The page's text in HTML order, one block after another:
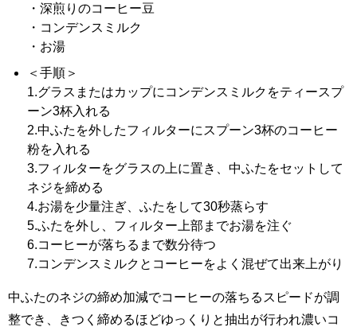
・深煎りのコーヒー豆
・コンデンスミルク
・お湯
＜手順＞
1.グラスまたはカップにコンデンスミルクをティースプ
ーン3杯入れる
2.中ふたを外したフィルターにスプーン3杯のコーヒー
粉を入れる
3.フィルターをグラスの上に置き、中ふたをセットして
ネジを締める
4.お湯を少量注ぎ、ふたをして30秒蒸らす
5.ふたを外し、フィルター上部までお湯を注ぐ
6.コーヒーが落ちるまで数分待つ
7.コンデンスミルクとコーヒーをよく混ぜて出来上がり
中ふたのネジの締め加減でコーヒーの落ちるスピードが調
整でき、きつく締めるほどゆっくりと抽出が行われ濃いコ